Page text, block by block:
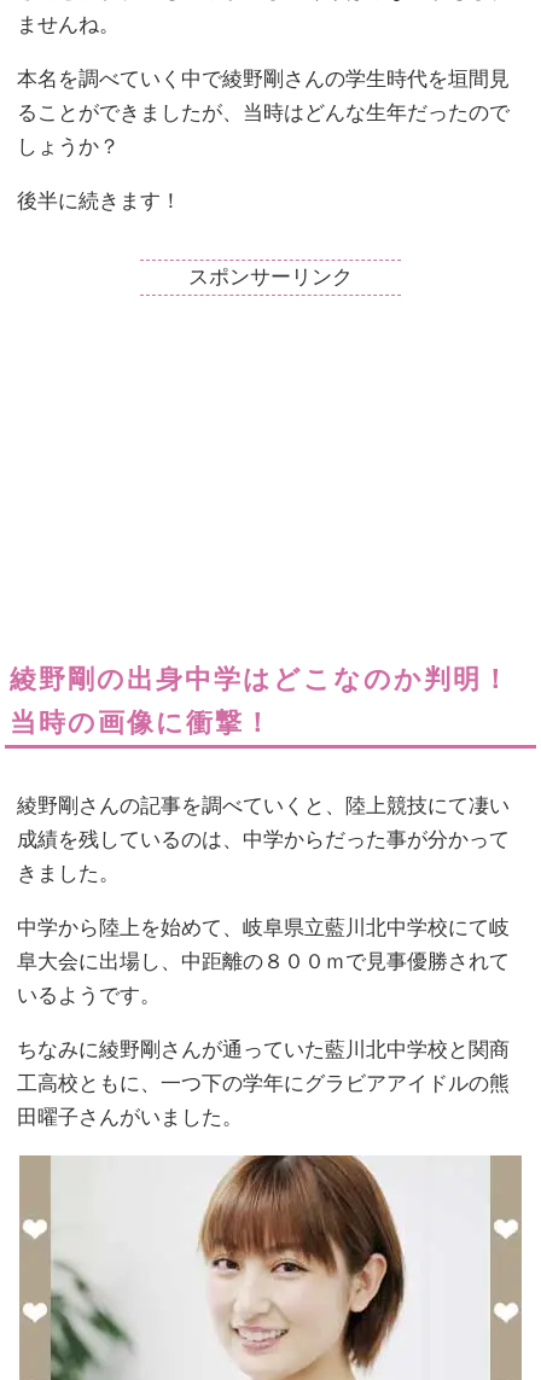
ませんね。
本名を調べていく中で綾野剛さんの学生時代を垣間見
ることができましたが、当時はどんな生年だったので
しょうか？
後半に続きます！
スポンサーリンク
綾野剛の出身中学はどこなのか判明！
当時の画像に衝撃！
綾野剛さんの記事を調べていくと、陸上競技にて凄い
成績を残しているのは、中学からだった事が分かって
きました。
中学から陸上を始めて、岐阜県立藍川北中学校にて岐
阜大会に出場し、中距離の８００ｍで見事優勝されて
いるようです。
ちなみに綾野剛さんが通っていた藍川北中学校と関商
工高校ともに、一つ下の学年にグラビアアイドルの熊
田曜子さんがいました。